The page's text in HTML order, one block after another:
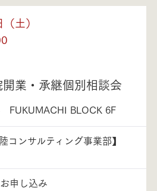
土）
開業・承継個別相談会
FUKUMACHI BLOCK 6F
コンサルティング事業部】
お申し込み